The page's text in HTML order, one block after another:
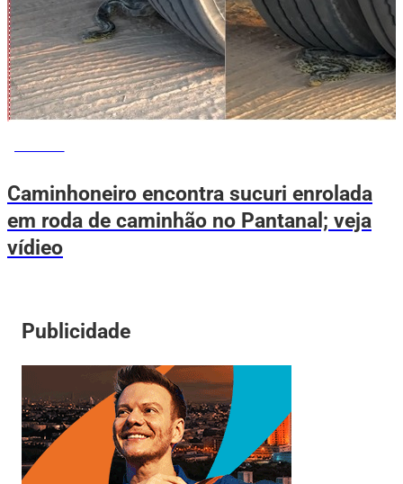
Caminhoneiro encontra sucuri enrolada
em roda de caminhão no Pantanal; veja
vídieo
Publicidade